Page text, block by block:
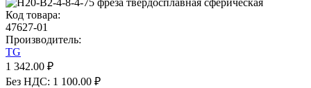
Код товара:
47627-01
Производитель:
TG
1 342.00 ₽
Без НДС: 1 100.00 ₽